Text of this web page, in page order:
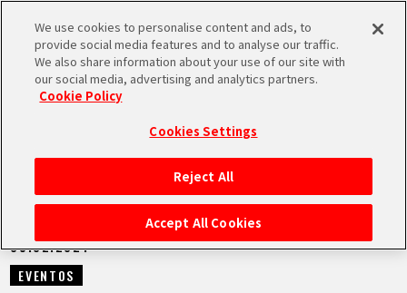
MEN
INICIO
NOTICIAS
VÍDEOS
05.02.2024
EVENTOS
We use cookies to personalise content and ads, to
provide social media features and to analyse our traffic.
We also share information about your use of our site with
our social media, advertising and analytics partners.
Cookie Policy
Cookies Settings
Reject All
Accept All Cookies